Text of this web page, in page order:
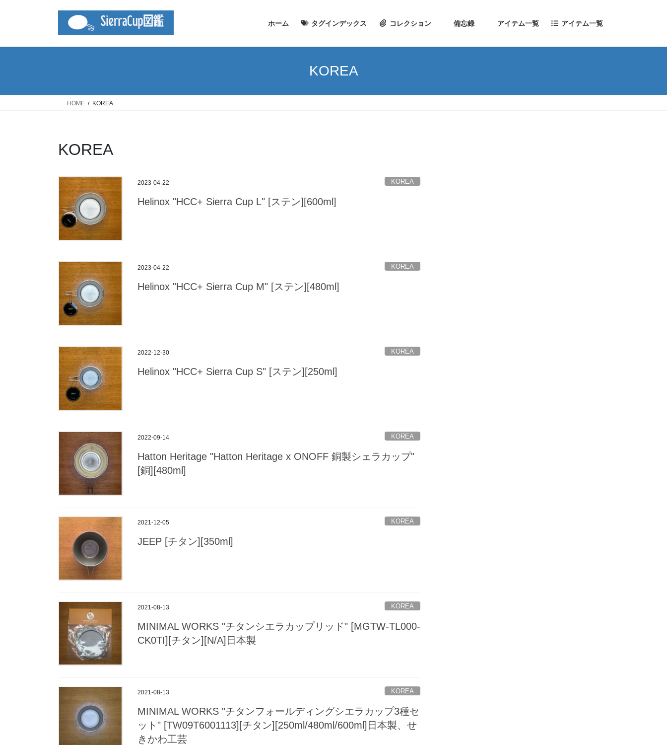
ホーム タグインデックス コレクション 備忘録 アイテム一覧 アイテム一覧
KOREA
HOME KOREA
KOREA
2023-04-22 KOREA
Helinox "HCC+ Sierra Cup L" [ステン][600ml]
2023-04-22 KOREA
Helinox "HCC+ Sierra Cup M" [ステン][480ml]
2022-12-30 KOREA
Helinox "HCC+ Sierra Cup S" [ステン][250ml]
2022-09-14 KOREA
Hatton Heritage "Hatton Heritage x ONOFF 銅製シェラカップ"
[銅][480ml]
2021-12-05 KOREA
JEEP [チタン][350ml]
2021-08-13 KOREA
MINIMAL WORKS "チタンシエラカップリッド" [MGTW-TL000-
CK0TI][チタン][N/A]日本製
2021-08-13 KOREA
MINIMAL WORKS "チタンフォールディングシエラカップ3種セ
ット" [TW09T6001113][チタン][250ml/480ml/600ml]日本製、せ
きかわ工芸